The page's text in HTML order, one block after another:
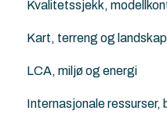
Archicad
Kvalitetssjekk,
Solibri
Archicad
Kart, terreng og landskap
Generelt om terreng,
ArchiTerra
LCA, miljø og energi
Energievaluering
Internasjonale